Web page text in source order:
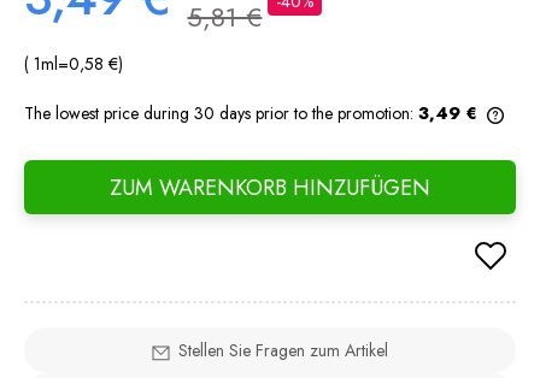
5,81 €
( 1ml=0,58 €)
The lowest price during 30 days prior to the promotion: 3,49 €
ZUM WARENKORB HINZUFÜGEN
Stellen Sie Fragen zum Artikel